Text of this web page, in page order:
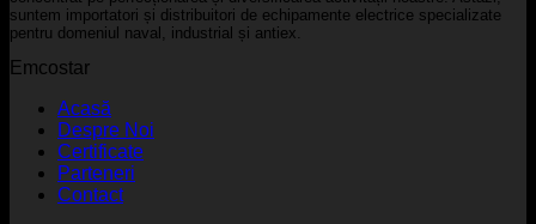
suntem importatori și distribuitori de echipamente electrice specializate
pentru domeniul naval, industrial și antiex.
Emcostar
Acasă
Despre Noi
Certificate
Parteneri
Contact